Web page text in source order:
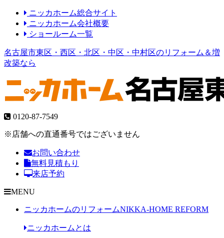
ニッカホーム総合サイト
ニッカホーム会社概要
ショールーム一覧
名古屋市東区・西区・北区・中区・中村区のリフォーム＆増
改築なら
0120-87-7549
※店舗への直通番号ではございません
お問い合わせ
無料見積もり
来店予約
MENU
ニッカホームのリフォームNIKKA-HOME REFORM
ニッカホームとは